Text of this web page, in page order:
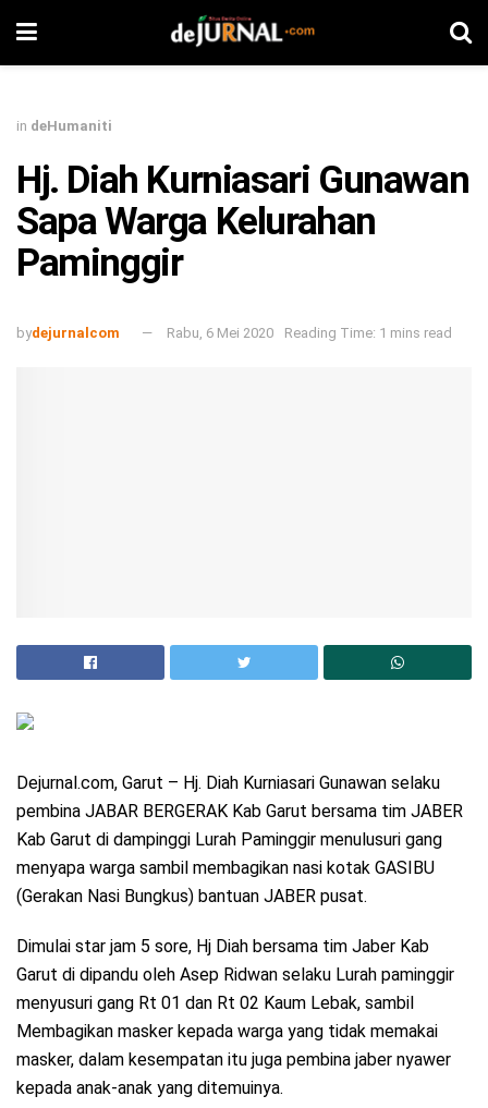
in deHumaniti
Hj. Diah Kurniasari Gunawan
Sapa Warga Kelurahan
Paminggir
bydejurnalcom Rabu, 6 Mei 2020 Reading Time: 1 mins read
Dejurnal.com, Garut – Hj. Diah Kurniasari Gunawan selaku
pembina JABAR BERGERAK Kab Garut bersama tim JABER
Kab Garut di dampinggi Lurah Paminggir menulusuri gang
menyapa warga sambil membagikan nasi kotak GASIBU
(Gerakan Nasi Bungkus) bantuan JABER pusat.
Dimulai star jam 5 sore, Hj Diah bersama tim Jaber Kab
Garut di dipandu oleh Asep Ridwan selaku Lurah paminggir
menyusuri gang Rt 01 dan Rt 02 Kaum Lebak, sambil
Membagikan masker kepada warga yang tidak memakai
masker, dalam kesempatan itu juga pembina jaber nyawer
kepada anak-anak yang ditemuinya.